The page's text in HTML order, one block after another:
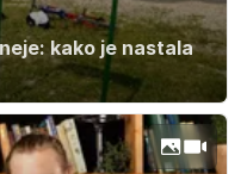
kako je nastala